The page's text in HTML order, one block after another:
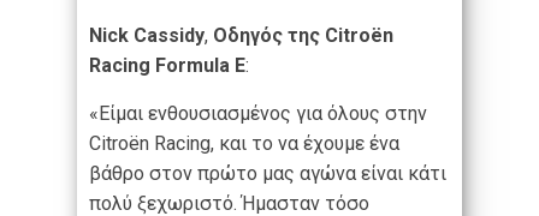
Nick Cassidy, Οδηγός της Citroën
Racing Formula E:
«Είμαι ενθουσιασμένος για όλους στην
Citroën Racing, και το να έχουμε ένα
βάθρο στον πρώτο μας αγώνα είναι κάτι
πολύ ξεχωριστό. Ήμασταν τόσο